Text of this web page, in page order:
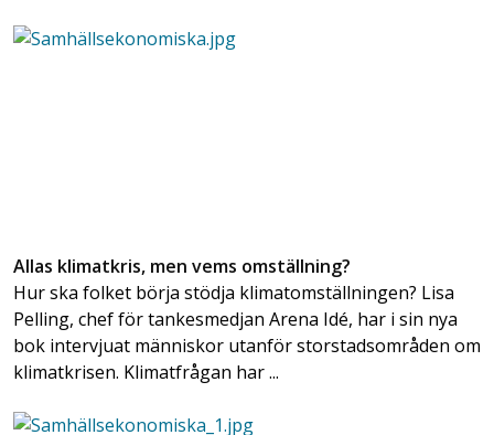
Allas klimatkris, men vems omställning?
Hur ska folket börja stödja klimatomställningen? Lisa
Pelling, chef för tankesmedjan Arena Idé, har i sin nya
bok intervjuat människor utanför storstadsområden om
klimatkrisen. Klimatfrågan har ...